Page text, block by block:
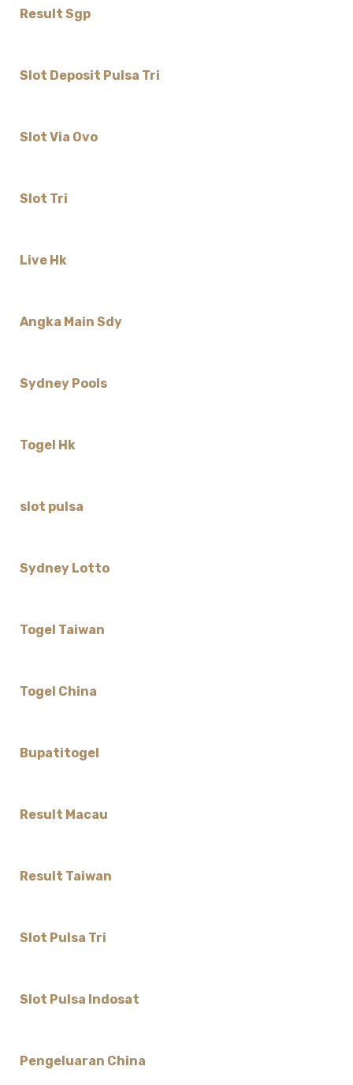
Result Sgp
Slot Deposit Pulsa Tri
Slot Via Ovo
Slot Tri
Live Hk
Angka Main Sdy
Sydney Pools
Togel Hk
slot pulsa
Sydney Lotto
Togel Taiwan
Togel China
Bupatitogel
Result Macau
Result Taiwan
Slot Pulsa Tri
Slot Pulsa Indosat
Pengeluaran China